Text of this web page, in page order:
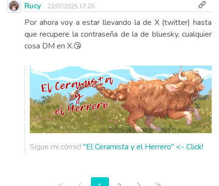
Rucy 22/07/2025 17:20
Por ahora voy a estar llevando la de X (twitter) hasta
que recupere la contraseña de la de bluesky, cualquier
cosa DM en X.😘
Sigue mi cómic! "El Ceramista y el Herrero" <- Click!